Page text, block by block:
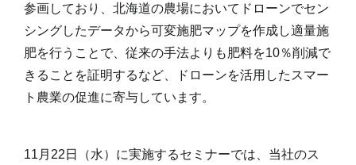
参画しており、北海道の農場においてドローンでセン
シングしたデータから可変施肥マップを作成し適量施
肥を行うことで、従来の手法よりも肥料を10％削減で
きることを証明するなど、ドローンを活用したスマー
ト農業の促進に寄与しています。
11月22日（水）に実施するセミナーでは、当社のス